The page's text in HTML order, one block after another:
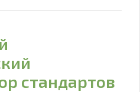
стандартов